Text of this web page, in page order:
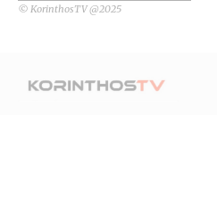
© KorinthosTV @2025